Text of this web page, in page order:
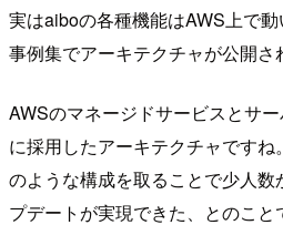
実はaiboの各種機能はAWS上で
事例集でアーキテクチャが公開さ
AWSのマネージドサービスとサ
に採用したアーキテクチャです
のような構成を取ることで少人数
プデートが実現できた、とのこ